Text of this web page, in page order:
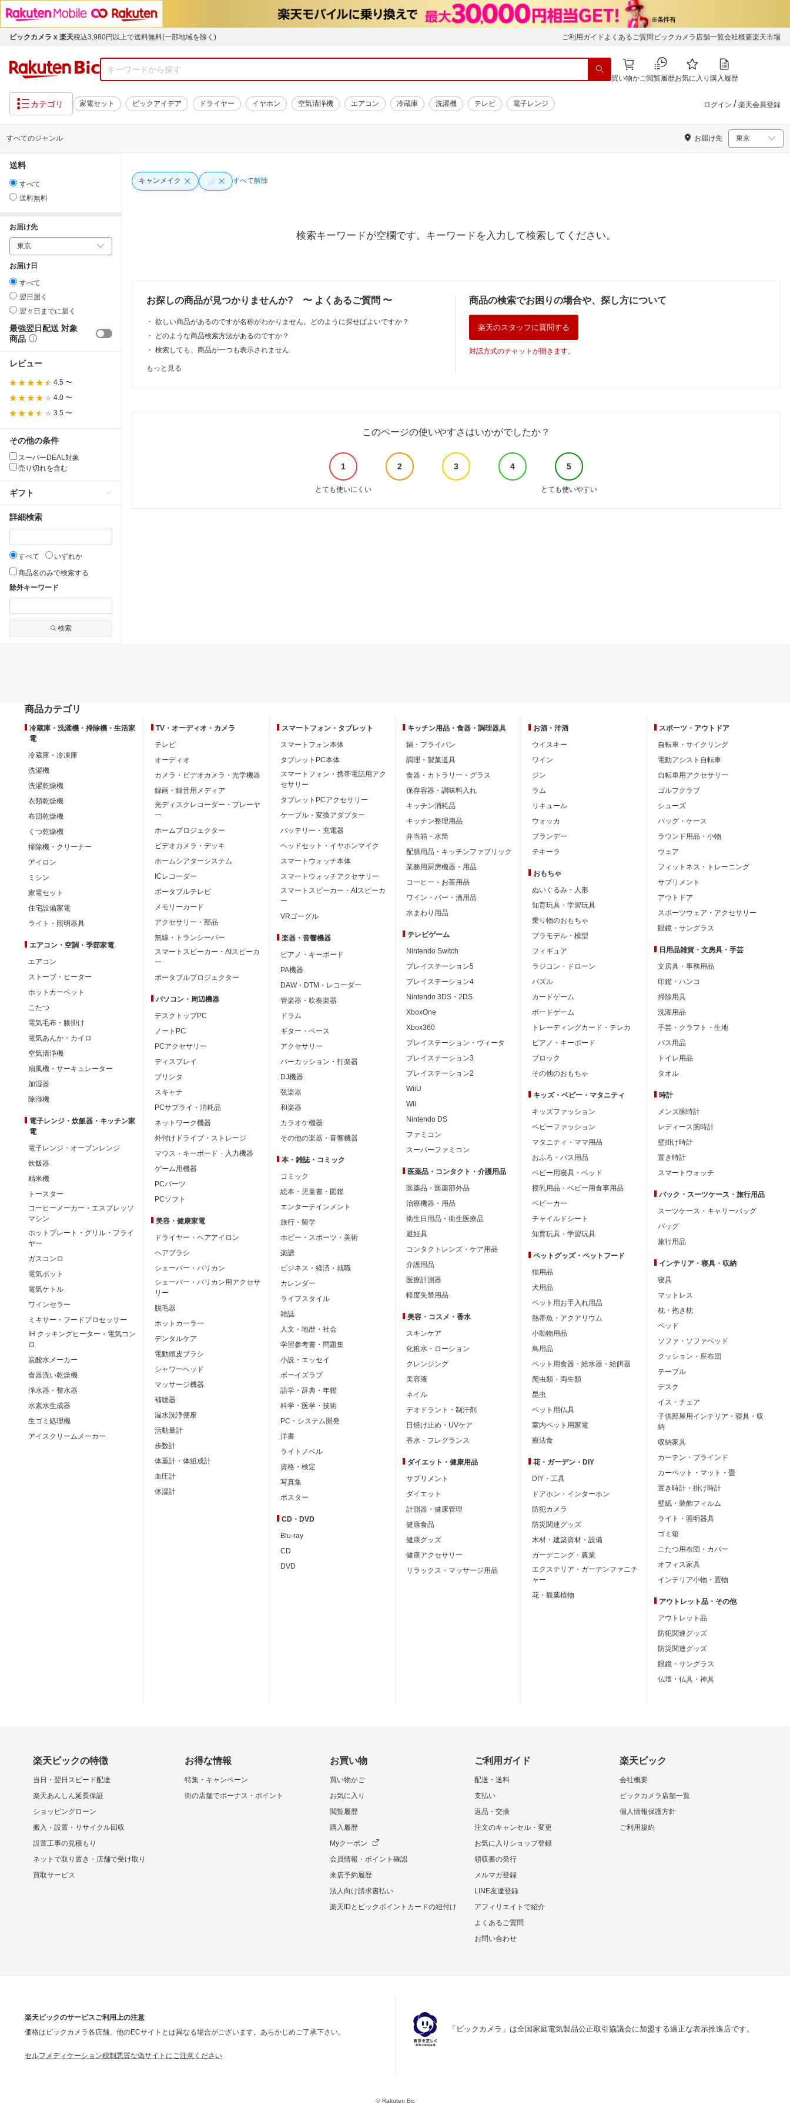
ビックカメラ x 楽天税込3,980円以上で送料無料(一部地域を除く) ご利用ガイド よくあるご質問 ビックカメラ店舗一覧会社概要楽天市場
買い物かご閲覧履歴お気に入り 購入履歴
カテゴリ 家電セット ビックアイデア ドライヤー イヤホン 空気清浄機 エアコン 冷蔵庫 洗濯機 テレビ 電子レンジ ログイン / 楽天会員登録
すべてのジャンル お届け先
送料
すべて
送料無料
お届け先
お届け日
すべて
翌日届く
翌々日までに届く
最強翌日配送 対象
商品
レビュー
4.5 〜
4.0 〜
3.5 〜
その他の条件
スーパーDEAL対象
売り切れを含む
ギフト
詳細検索
すべて
いずれか
商品名のみで検索する
除外キーワード
検索
キャンメイク すべて解除
検索キーワードが空欄です。キーワードを入力して検索してください。
お探しの商品が見つかりませんか? 〜 よくあるご質問 〜
・ 欲しい商品があるのですが名称がわかりません。どのように探せばよいですか？
・
どのような商品検索方法があるのですか？
・ 検索しても、商品が一つも表示されません
もっと見る
商品の検索でお困りの場合や、探し方について
楽天のスタッフに質問する
対話方式のチャットが開きます。
このページの使いやすさはいかがでしたか？
1 2 3 4 5
とても使いにくい とても使いやすい
商品カテゴリ
冷蔵庫・洗濯機・掃除機・生活家
電
冷蔵庫・冷凍庫
洗濯機
洗濯乾燥機
衣類乾燥機
布団乾燥機
くつ乾燥機
掃除機・クリーナー
アイロン
ミシン
家電セット
住宅設備家電
ライト・照明器具
エアコン・空調・季節家電
エアコン
ストーブ・ヒーター
ホットカーペット
こたつ
電気毛布・膝掛け
電気あんか・カイロ
空気清浄機
扇風機・サーキュレーター
加湿器
除湿機
電子レンジ・炊飯器・キッチン家
電
電子レンジ・オーブンレンジ
炊飯器
精米機
トースター
コーヒーメーカー・エスプレッソ
マシン
ホットプレート・グリル・フライ
ヤー
ガスコンロ
電気ポット
電気ケトル
ワインセラー
ミキサー・フードプロセッサー
IH クッキングヒーター・電気コン
ロ
炭酸水メーカー
食器洗い乾燥機
浄水器・整水器
水素水生成器
生ゴミ処理機
アイスクリームメーカー
TV・オーディオ・カメラ
テレビ
オーディオ
カメラ・ビデオカメラ・光学機器
録画・録音用メディア
光ディスクレコーダー・プレーヤ
ー
ホームプロジェクター
ビデオカメラ・デッキ
ホームシアターシステム
ICレコーダー
ポータブルテレビ
メモリーカード
アクセサリー・部品
無線・トランシーバー
スマートスピーカー・AIスピーカ
ー
ポータブルプロジェクター
パソコン・周辺機器
デスクトップPC
ノートPC
PCアクセサリー
ディスプレイ
プリンタ
スキャナ
PCサプライ・消耗品
ネットワーク機器
外付けドライブ・ストレージ
マウス・キーボード・入力機器
ゲーム用機器
PCパーツ
PCソフト
美容・健康家電
ドライヤー・ヘアアイロン
ヘアブラシ
シェーバー・バリカン
シェーバー・バリカン用アクセサ
リー
脱毛器
ホットカーラー
デンタルケア
電動頭皮ブラシ
シャワーヘッド
マッサージ機器
補聴器
温水洗浄便座
活動量計
歩数計
体重計・体組成計
血圧計
体温計
スマートフォン・ タブレット
スマートフォン本体
タブレットPC本体
スマートフォン・携帯電話用アク
セサリー
タブレットPCアクセサリー
ケーブル・変換アダプター
バッテリー・充電器
ヘッドセット・イヤホンマイク
スマートウォッチ本体
スマートウォッチアクセサリー
スマートスピーカー・AIスピーカ
ー
VRゴーグル
楽器・音響機器
ピアノ・キーボード
PA機器
DAW・DTM・レコーダー
管楽器・吹奏楽器
ドラム
ギター・ベース
アクセサリー
パーカッション・打楽器
DJ機器
弦楽器
和楽器
カラオケ機器
その他の楽器・音響機器
本・雑誌・コミック
コミック
絵本・児童書・図鑑
エンターテインメント
旅行・留学
ホビー・スポーツ・美術
楽譜
ビジネス・経済・就職
カレンダー
ライフスタイル
雑誌
人文・地歴・社会
学習参考書・問題集
小説・エッセイ
ボーイズラブ
語学・辞典・年鑑
科学・医学・技術
PC・システム開発
洋書
ライトノベル
資格・検定
写真集
ポスター
CD・DVD
Blu-ray
CD
DVD
キッチン用品・ 食器・調理器具
鍋・フライパン
調理・製菓道具
食器・カトラリー・グラス
保存容器・調味料入れ
キッチン消耗品
キッチン整理用品
弁当箱・水筒
配膳用品・キッチンファブリック
業務用厨房機器・用品
コーヒー・お茶用品
ワイン・バー・酒用品
水まわり用品
テレビゲーム
Nintendo Switch
プレイステーション5
プレイステーション4
Nintendo 3DS・2DS
XboxOne
Xbox360
プレイステーション・ヴィータ
プレイステーション3
プレイステーション2
WiiU
Wii
Nintendo DS
ファミコン
スーパーファミコン
医薬品・コンタクト・介護用品
医薬品・医薬部外品
治療機器・用品
衛生日用品・衛生医療品
避妊具
コンタクトレンズ・ケア用品
介護用品
医療計測器
軽度失禁用品
美容・コスメ・香水
スキンケア
化粧水・ローション
クレンジング
美容液
ネイル
デオドラント・制汗剤
日焼け止め・UVケア
香水・フレグランス
ダイエット・ 健康用品
サプリメント
ダイエット
計測器・健康管理
健康食品
健康グッズ
健康アクセサリー
リラックス・マッサージ用品
お酒・洋酒
ウイスキー
ワイン
ジン
ラム
リキュール
ウォッカ
ブランデー
テキーラ
おもちゃ
ぬいぐるみ・人形
知育玩具・学習玩具
乗り物のおもちゃ
プラモデル・模型
フィギュア
ラジコン・ドローン
パズル
カードゲーム
ボードゲーム
トレーディングカード・テレカ
ピアノ・キーボード
ブロック
その他のおもちゃ
キッズ・ベビー・ マタニティ
キッズファッション
ベビーファッション
マタニティ・ママ用品
おふろ・バス用品
ベビー用寝具・ベッド
授乳用品・ベビー用食事用品
ベビーカー
チャイルドシート
知育玩具・学習玩具
ペットグッズ・ペットフード
猫用品
犬用品
ペット用お手入れ用品
熱帯魚・アクアリウム
小動物用品
鳥用品
ペット用食器・給水器・給餌器
爬虫類・両生類
昆虫
ペット用仏具
室内ペット用家電
療法食
花・ガーデン・DIY
DIY・工具
ドアホン・インターホン
防犯カメラ
防災関連グッズ
木材・建築資材・設備
ガーデニング・農業
エクステリア・ガーデンファニチ
ャー
花・観葉植物
スポーツ・ アウトドア
自転車・サイクリング
電動アシスト自転車
自転車用アクセサリー
ゴルフクラブ
シューズ
バッグ・ケース
ラウンド用品・小物
ウェア
フィットネス・トレーニング
サプリメント
アウトドア
スポーツウェア・アクセサリー
眼鏡・サングラス
日用品雑貨・文房具・手芸
文房具・事務用品
印鑑・ハンコ
掃除用具
洗濯用品
手芸・クラフト・生地
バス用品
トイレ用品
タオル
時計
メンズ腕時計
レディース腕時計
壁掛け時計
置き時計
スマートウォッチ
バック・スーツケース・旅行用品
スーツケース・キャリーバッグ
バッグ
旅行用品
インテリア・ 寝具・収納
寝具
マットレス
枕・抱き枕
ベッド
ソファ・ソファベッド
クッション・座布団
テーブル
デスク
イス・チェア
子供部屋用インテリア・寝具・収
納
収納家具
カーテン・ブラインド
カーペット・マット・畳
置き時計・掛け時計
壁紙・装飾フィルム
ライト・照明器具
ゴミ箱
こたつ用布団・カバー
オフィス家具
インテリア小物・置物
アウトレット品・ その他
アウトレット品
防犯関連グッズ
防災関連グッズ
眼鏡・サングラス
仏壇・仏具・神具
楽天ビックの特徴
当日・翌日スピード配達
楽天あんしん延長保証
ショッピングローン
搬入・設置・リサイクル回収
設置工事の見積もり
ネットで取り置き・店舗で受け取り
買取サービス
お得な情報
特集・キャンペーン
街の店舗でボーナス・ポイント
お買い物
買い物かご
お気に入り
閲覧履歴
購入履歴
Myクーポン
会員情報・ポイント確認
来店予約履歴
法人向け請求書払い
楽天IDとビックポイントカードの紐付け
ご利用ガイド
配送・送料
支払い
返品・交換
注文のキャンセル・変更
お気に入りショップ登録
領収書の発行
メルマガ登録
LINE友達登録
アフィリエイトで紹介
よくあるご質問
お問い合わせ
楽天ビック
会社概要
ビックカメラ店舗一覧
個人情報保護方針
ご利用規約
楽天ビックのサービスご利用上の注意
価格はビックカメラ各店舗、他のECサイトとは異なる場合がございます。あらかじめご了承下さい。
セルフメディケーション税制悪質な偽サイトにご注意ください
「ビックカメラ」は全国家庭電気製品公正取引協議会に加盟する適正な表示推進店です。
©Rakuten Bic